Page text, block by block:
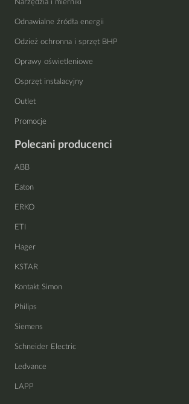
Narzędzia i mierniki
Odnawialne źródła energii
Odzież ochronna i sprzęt BHP
Oprawy oświetleniowe
Osprzęt instalacyjny
Outlet
Promocje
Polecani producenci
ABB
Eaton
ERKO
ETI
Hager
KSTAR
Kontakt Simon
Philips
Siemens
Schneider Electric
Ledvance
LAPP